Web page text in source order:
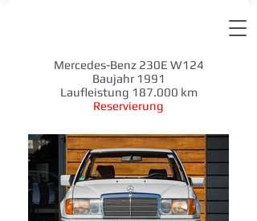
Mercedes-Benz 230E W124
Baujahr 1991
Laufleistung 187.000 km
Reservierung